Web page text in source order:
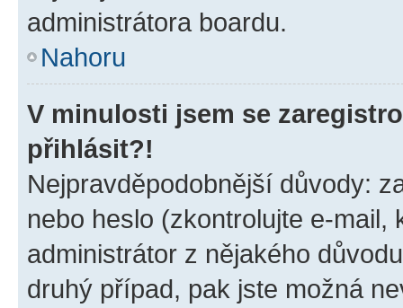
administrátora boardu.
Nahoru
V minulosti jsem se
přihlásit?!
Nejpravděpodobnější důvody:
nebo heslo (zkontrolujte e-
administrátor z nějakého
druhý případ, pak jste možná